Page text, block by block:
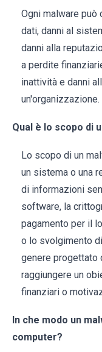
Ogni malware
dati, danni al
danni alla
a perdite
inattività e danni
un'organizzazione.
Qual è lo scopo di
Lo scopo di un
un sistema o una
di informazioni
software, la
pagamento per il
o lo svolgimento
genere progettato
raggiungere un
finanziari o
In che modo un
computer?